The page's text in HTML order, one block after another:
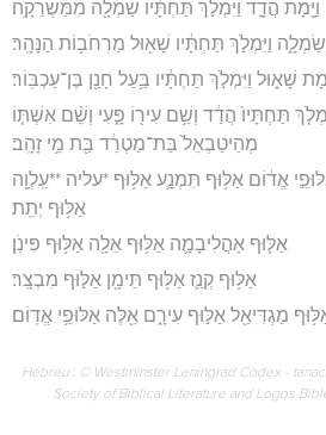
וַיָּ֖מָת הֲדָ֑ד וַיִּמְלֹ֣ךְ תַּחְתָּ֔יו שַׂמְלָ֖ה מִמַּשְׂרֵקָֽה׃
שַׂמְלָ֑ה וַיִּמְלֹ֣ךְ תַּחְתָּ֔יו שָׁא֖וּל מֵרְחֹב֥וֹת הַנָּהָֽר׃
שָׁא֑וּל וַיִּמְלֹ֣ךְ תַּחְתָּ֔יו בַּ֥עַל חָנָ֖ן בֶּן־עַכְבּֽוֹר׃
תַּחְתָּיו֙ הֲדַ֔ד וְשֵׁ֥ם עִיר֖וֹ פָּ֑עִי וְשֵׁ֨ם אִשְׁתּ֤וֹ
מְהֵיטַבְאֵל֙ בַּת־מַטְרֵ֔ד בַּ֖ת מֵ֥י זָהָֽב׃
אֱד֔וֹם אַלּ֥וּף תִּמְנָ֛ע אַלּ֥וּף *עליה **עַֽלְוָ֖ה
אַלּ֥וּף יְתֵֽת׃
אַלּ֧וּף אָהֳלִיבָמָ֛ה אַלּ֥וּף אֵלָ֖ה אַלּ֥וּף פִּינֹֽן׃
אַלּ֥וּף קְנַ֛ז אַלּ֥וּף תֵּימָ֖ן אַלּ֣וּף מִבְצָֽר׃
מַגְדִּיאֵ֖ל אַלּ֣וּף עִירָ֑ם אֵ֖לֶּה אַלּוּפֵ֥י אֱדֽוֹם׃
Hébreu : © Westminster Leningrad Codex -
Society of Biblical Literature and Logos